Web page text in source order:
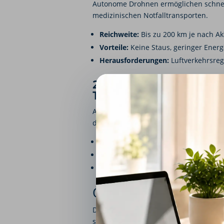
Autonome Drohnen ermöglichen
medizinischen Notfalltransporten.
Reichweite: Bis zu 200 km je nach
Vorteile: Keine Staus, geringer
Herausforderungen:
2. Unbemannte
Transportfahrzeuge
Automatisierte Logistiklösungen wie
den Warenfluss.
Vorteile:Effiziente Lagerhaltung,
Innovationen:
KI-gesteuerte
Vollautonome
ÖPNV-Innovationen:
Der öffentliche Nahverkehr spielt
steigern die Effizienz und